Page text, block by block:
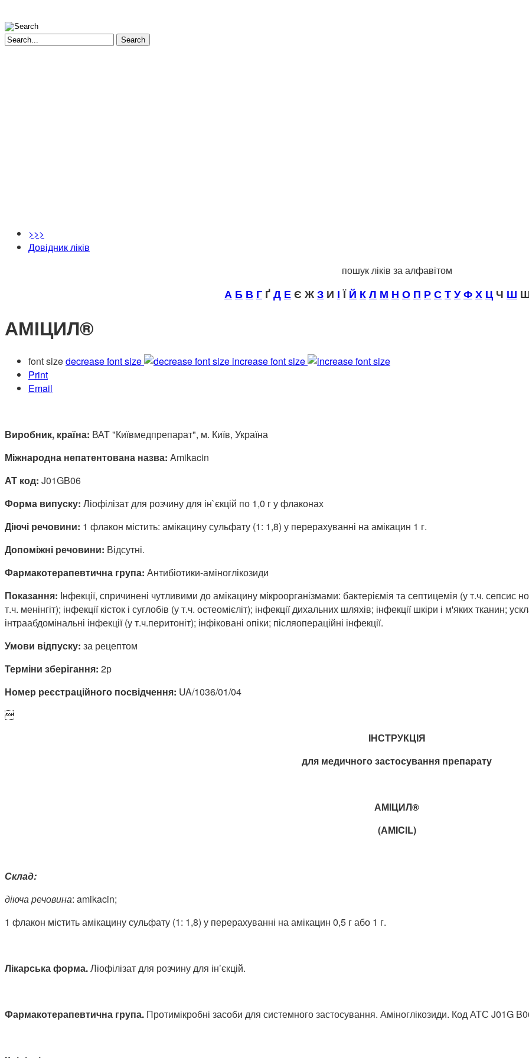
Search
>>>
Довідник ліків
пошук ліків за алфавітом
А Б В Г ҐД ЕЄ ЖЗ И ІЇЙ КЛ М Н О П РСТУФХ Ц Ч Ш
АМІЦИЛ®
font sizedecrease font size
increase font size
Print
Email
Виробник, країна: ВАТ "Київмедпрепарат", м. Київ, Україна
Міжнародна непатентована назва: Amikacin
АТ код: J01GB06
Форма випуску: Ліофілізат для розчину для ін`єкцій по 1,0 г у флаконах
Діючі речовини: 1 флакон містить: амікацину сульфату (1: 1,8) у перерахуванні на амікацин 1 г.
Допоміжні речовини: Відсутні.
Фармакотерапевтична група: Антибіотики-аміноглікозиди
Показання: Інфекції, спричинені чутливими до амікацину мікроорганізмами: бактеріємія та септицемія (у т.ч. сепсис
т.ч. менінгіт); інфекції кісток і суглобів (у т.ч. остеомієліт); інфекції дихальних шляхів; інфекції шкіри і м'яких тканин;
інтраабдомінальні інфекції (у т.ч.перитоніт); інфіковані опіки; післяопераційні інфекції.
Умови відпуску: за рецептом
Терміни зберігання: 2р
Номер реєстраційного посвідчення: UA/1036/01/04

ІНСТРУКЦІЯ
для медичного застосування препарату
АМІЦИЛ®
(АМICIL)
Склад:
діюча речовина: amikacin;
1 флакон містить амікацину сульфату (1: 1,8) у перерахуванні на амікацин 0,5 г або 1 г.
Лікарська форма.Ліофілізат для розчину для ін’єкцій.
Фармакотерапевтична група. Протимікробні засоби для системного застосування. Аміноглікозиди. Код АТС J01G